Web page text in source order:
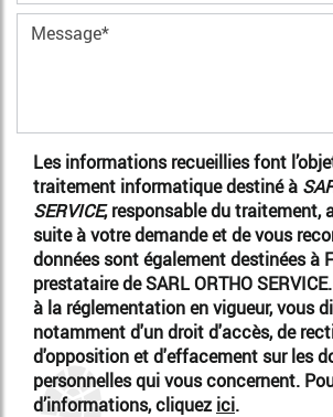
Les informations recueillies font
traitement informatique destiné à
SERVICE, responsable du traitement,
suite à votre demande et de vous
données sont également destinées à
prestataire de SARL ORTHO
à la réglementation en vigueur, vous
notamment d'un droit d'accès, de
d'opposition et d'effacement sur les
personnelles qui vous concernent.
d’informations, cliquez ici.